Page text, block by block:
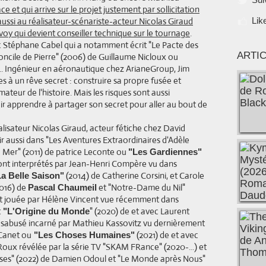
et qui arrive sur le projet justement par sollicitation
au réalisateur-scénariste-acteur Nicolas Giraud
qui devient conseiller technique sur le tournage.
Cabel qui a notamment écrit "Le Pacte des
de Pierre" (2006) de Guillaume Nicloux ou
Ingénieur en aéronautique chez ArianeGroup, Jim
à un rêve secret : construire sa propre fusée et
de l'histoire. Mais les risques sont aussi
apprendre à partager son secret pour aller au bout de
Nicolas Giraud, acteur fétiche chez David
dans "Les Aventures Extraordinaires d'Adèle
(2011) de patrice Leconte ou "Les Gardiennes"
interprétés par Jean-Henri Compère vu dans
Belle Saison" (2014) de Catherine Corsini, et Carole
de Pascal Chaumeil et "Notre-Dame du Nil"
jouée par Hélène Vincent vue récemment dans
"L'Origine du Monde" (2020) de et avec Laurent
incarné par Mathieu Kassovitz vu dernièrement
ou "Les Choses Humaines" (2021) de et avec
révélée par la série TV "SKAM FRance" (2020-...) et
(2022) de Damien Odoul et "Le Monde après Nous"